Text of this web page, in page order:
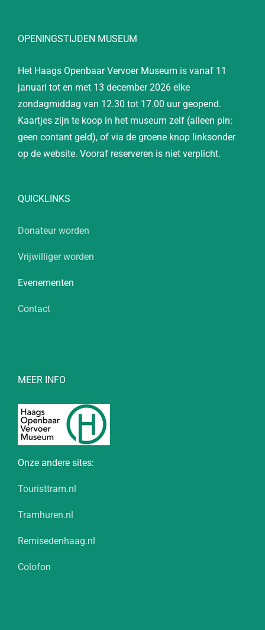
OPENINGSTIJDEN MUSEUM
Het Haags Openbaar Vervoer Museum is vanaf 11
januari tot en met 13 december 2026 elke
zondagmiddag van 12.30 tot 17.00 uur geopend.
Kaartjes zijn te koop in het museum zelf (alleen pin:
geen contant geld), of via de groene knop linksonder
op de website. Vooraf reserveren is niet verplicht.
QUICKLINKS
Donateur worden
Vrijwilliger worden
Evenementen
Contact
MEER INFO
Onze andere sites:
Touristtram.nl
Tramhuren.nl
Remisedenhaag.nl
Colofon